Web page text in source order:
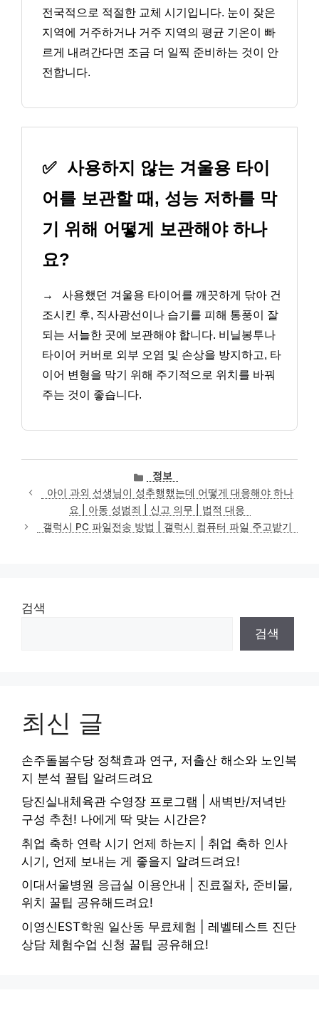
전국적으로 적절한 교체 시기입니다. 눈이 잦은
지역에 거주하거나 거주 지역의 평균 기온이 빠
르게 내려간다면 조금 더 일찍 준비하는 것이 안
전합니다.
✅ 사용하지 않는 겨울용 타이
어를 보관할 때, 성능 저하를 막
기 위해 어떻게 보관해야 하나
요?
→
사용했던 겨울용 타이어를 깨끗하게 닦아 건
조시킨 후, 직사광선이나 습기를 피해 통풍이 잘
되는 서늘한 곳에 보관해야 합니다. 비닐봉투나
타이어 커버로 외부 오염 및 손상을 방지하고, 타
이어 변형을 막기 위해 주기적으로 위치를 바꿔
주는 것이 좋습니다.
카
테
고
리
정보
아이 과외 선생님이 성추행했는데 어떻게 대응해야 하나
요 | 아동 성범죄 | 신고 의무 | 법적 대응
갤럭시 PC 파일전송 방법 | 갤럭시 컴퓨터 파일 주고받기
검색
검색
최신 글
손주돌봄수당 정책효과 연구, 저출산 해소와 노인복
지 분석 꿀팁 알려드려요
당진실내체육관 수영장 프로그램 | 새벽반/저녁반
구성 추천! 나에게 딱 맞는 시간은?
취업 축하 연락 시기 언제 하는지 | 취업 축하 인사
시기, 언제 보내는 게 좋을지 알려드려요!
이대서울병원 응급실 이용안내 | 진료절차, 준비물,
위치 꿀팁 공유해드려요!
이영신EST학원 일산동 무료체험 | 레벨테스트 진단
상담 체험수업 신청 꿀팁 공유해요!